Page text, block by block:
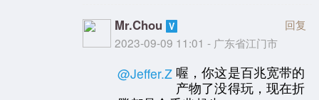
Mr.Chou
2023-09-09 11:01 - 广东省江门市
回复
@Jeffer.Z 喔，你这是百兆宽带的
产物了没得玩，现在折